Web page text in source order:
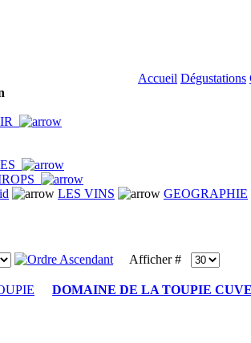
Accueil Dégustations
LES VINS GEOGRAPHIE
Afficher #
DOMAINE DE LA TOUPIE